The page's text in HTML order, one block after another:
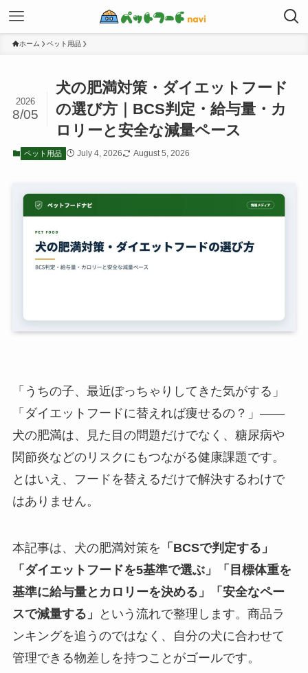
ホーム ペット用品
犬の肥満対策・ダイエットフード
の選び方｜BCS判定・給与量・カ
ロリーと安全な減量ペース
2026
8/05
ペット用品 July 4, 2026 August 5, 2026
「うちの子、最近ぽっちゃりしてきた気がする」
「ダイエットフードに替えれば痩せるの？」——
犬の肥満は、見た目の問題だけでなく、糖尿病や
関節炎などのリスクにもつながる健康課題です。
とはいえ、フードを替えるだけで解決するわけで
はありません。
本記事は、犬の肥満対策を 「BCSで判定する」
「ダイエットフードを5基準で選ぶ」「目標体重を
基準に給与量とカロリーを決める」「安全なペー
スで減量する」
という流れで整理します。商品ラ
ンキングを追うのではなく、自分の犬に合わせて
管理できる物差しを持つことがゴールです。